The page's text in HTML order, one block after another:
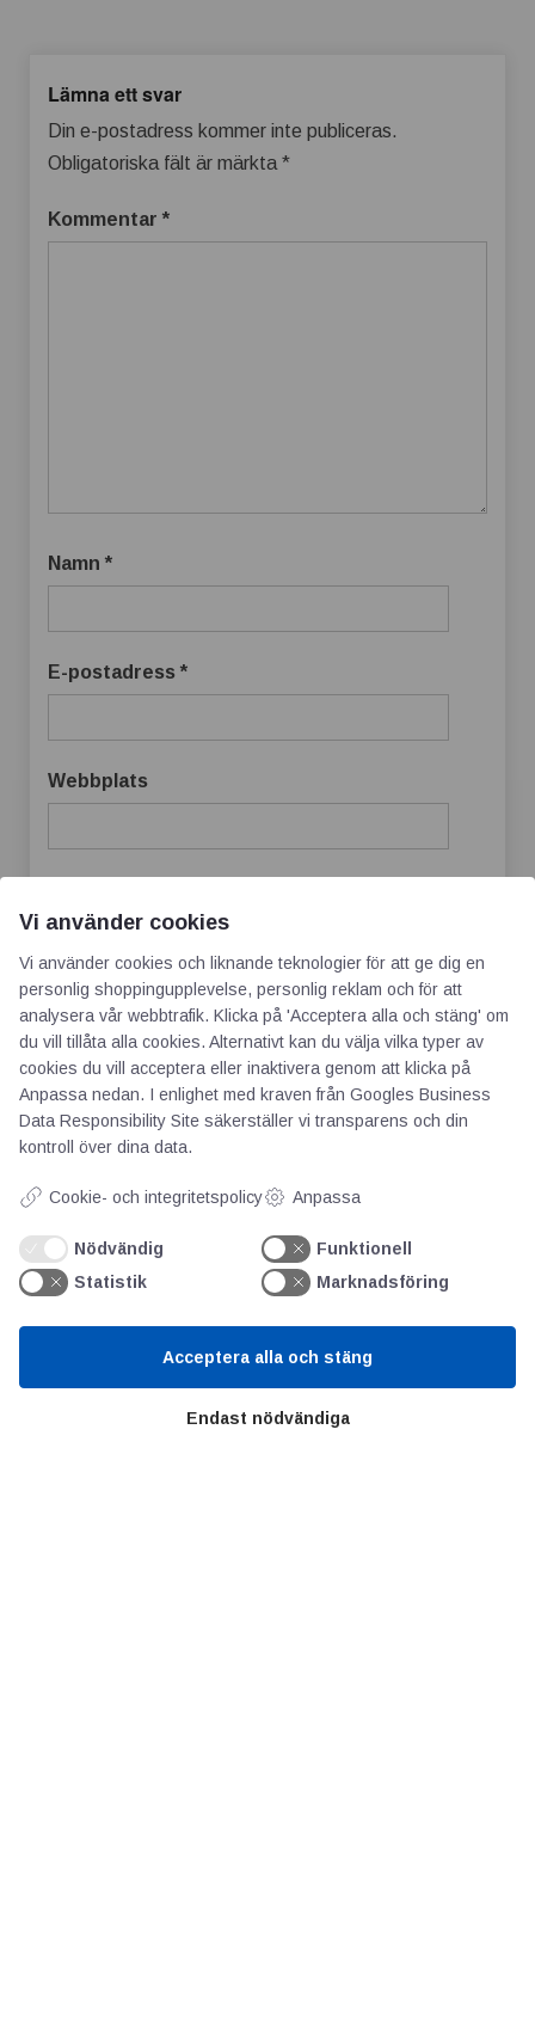
Lämna ett svar
Din e-postadress kommer inte publiceras.
Obligatoriska fält är märkta *
Kommentar *
Namn *
E-postadress *
Webbplats
Spara mitt namn, min e-postadress och
webbplats i denna webbläsare till nästa gång
jag skriver en kommentar.
AOTI
Vi använder cookies
Vi använder cookies och liknande teknologier för att ge dig en
personlig shoppingupplevelse, personlig reklam och för att
analysera vår webbtrafik. Klicka på 'Acceptera alla och stäng' om
du vill tillåta alla cookies. Alternativt kan du välja vilka typer av
cookies du vill acceptera eller inaktivera genom att klicka på
Anpassa nedan. I enlighet med kraven från Googles Business
Data Responsibility Site säkerställer vi transparens och din
kontroll över dina data.
Cookie- och integritetspolicy Anpassa
Nödvändig
Funktionell
Statistik
Marknadsföring
Endast nödvändiga
Acceptera alla och stäng